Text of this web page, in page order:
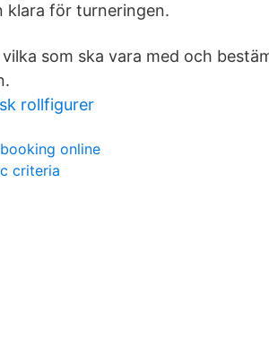
klara för turneringen.
som ska vara med och
rollfigurer
online
criteria